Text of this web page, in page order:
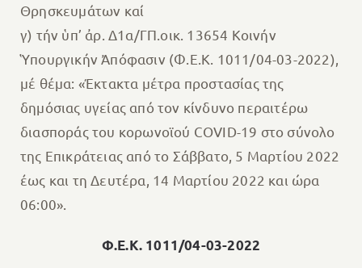
Θρησκευμάτων καί
γ) τήν ὑπ’ ἀρ. Δ1α/ΓΠ.οικ. 13654 Κοινήν
Ὑπουργικήν Ἀπόφασιν (Φ.Ε.Κ. 1011/04-03-2022),
μέ θέμα: «Έκτακτα μέτρα προστασίας της
δημόσιας υγείας από τον κίνδυνο περαιτέρω
διασποράς του κορωνοϊού COVID-19 στο σύνολο
της Επικράτειας από το Σάββατο, 5 Μαρτίου 2022
έως και τη Δευτέρα, 14 Μαρτίου 2022 και ώρα
06:00».
Φ.Ε.Κ. 1011/04-03-2022